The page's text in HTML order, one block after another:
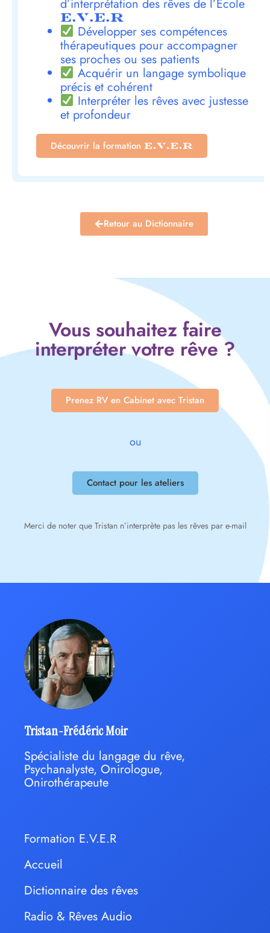
d’interprétation des rêves de l’École
E.V.E.R
Développer ses compétences
thérapeutiques pour accompagner
ses proches ou ses patients
Acquérir un langage symbolique
précis et cohérent
Interpréter les rêves avec justesse
et profondeur
Découvrir la formation E.V.E.R
Retour au Dictionnaire
Vous souhaitez faire
interpréter votre rêve ?
Prenez RV en Cabinet avec Tristan
ou
Contact pour les ateliers
Merci de noter que Tristan n’interprète pas les rêves par e-mail
Tristan-Frédéric Moir
Spécialiste du langage du rêve,
Psychanalyste, Onirologue,
Onirothérapeute
Formation E.V.E.R
Accueil
Dictionnaire des rêves
Radio & Rêves Audio